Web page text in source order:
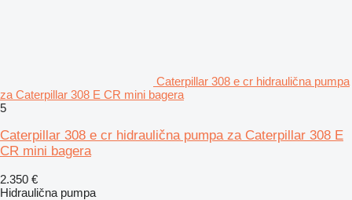
Caterpillar 308 e cr hidraulična pumpa
za Caterpillar 308 E CR mini bagera
5
Caterpillar 308 e cr hidraulična pumpa za Caterpillar 308 E
CR mini bagera
2.350 €
Hidraulična pumpa